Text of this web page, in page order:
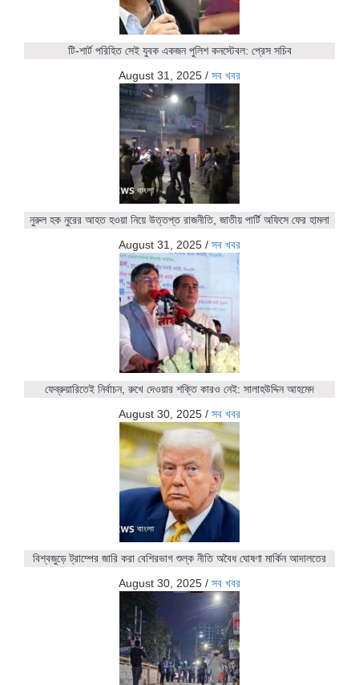
টি-শার্ট পরিহিত সেই যুবক একজন পুলিশ কনস্টেবল: প্রেস সচিব
August 31, 2025 / সব খবর
নুরুল হক নুরের আহত হওয়া নিয়ে উত্তপ্ত রাজনীতি, জাতীয় পার্টি অফিসে ফের হামলা
August 31, 2025 / সব খবর
ফেব্রুয়ারিতেই নির্বাচন, রুখে দেওয়ার শক্তি কারও নেই: সালাহউদ্দিন আহমেদ
August 30, 2025 / সব খবর
বিশ্বজুড়ে ট্রাম্পের জারি করা বেশিরভাগ শুল্ক নীতি অবৈধ ঘোষণা মার্কিন আদালতের
August 30, 2025 / সব খবর